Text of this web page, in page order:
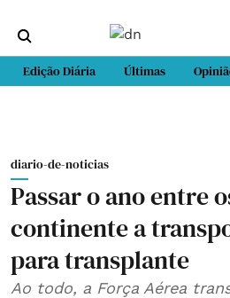
Edição Diária Últimas
diario-de-noticias
Passar o ano entre
continente a
para transplante
Ao todo, a Força Aérea